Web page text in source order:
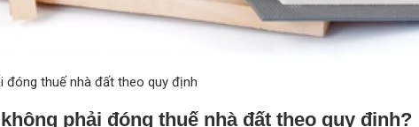
đóng thuế nhà đất theo quy định
phải đóng thuế nhà đất theo quy định?